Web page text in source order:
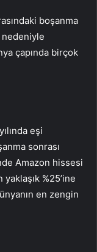
boşanma
çapında birçok
eşi
sonrası
Amazon hissesi
%25’ine
en zengin